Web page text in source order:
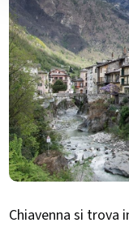
Chiavenna si trova